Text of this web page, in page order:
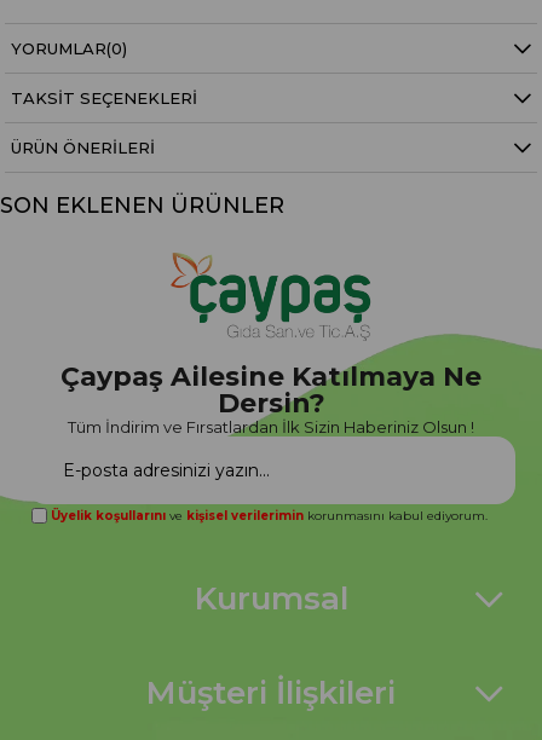
YORUMLAR(0)
TAKSIT SEÇENEKLERI
ÜRÜN ÖNERILERI
SON EKLENEN ÜRÜNLER
Çaypaş Ailesine Katılmaya Ne
Dersin?
Tüm İndirim ve Fırsatlardan İlk Sizin Haberiniz Olsun !
Üyelik koşullarını ve kişisel verilerimin korunmasını kabul ediyorum.
Kurumsal
Müşteri İlişkileri